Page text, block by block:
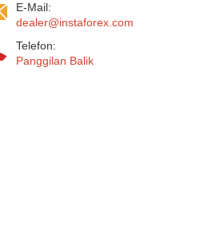
E-Mail:
dealer@instaforex.com
Telefon:
Panggilan Balik